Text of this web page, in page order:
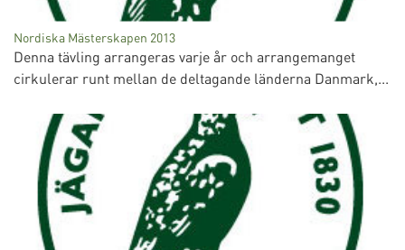
Nordiska Mästerskapen 2013
Denna tävling arrangeras varje år och arrangemanget
cirkulerar runt mellan de deltagande länderna Danmark,...